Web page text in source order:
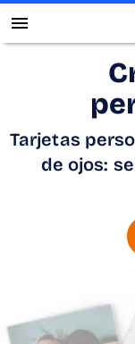
Álbum Digital
Cuadros
Regalos
Tarjetas
de ojos: